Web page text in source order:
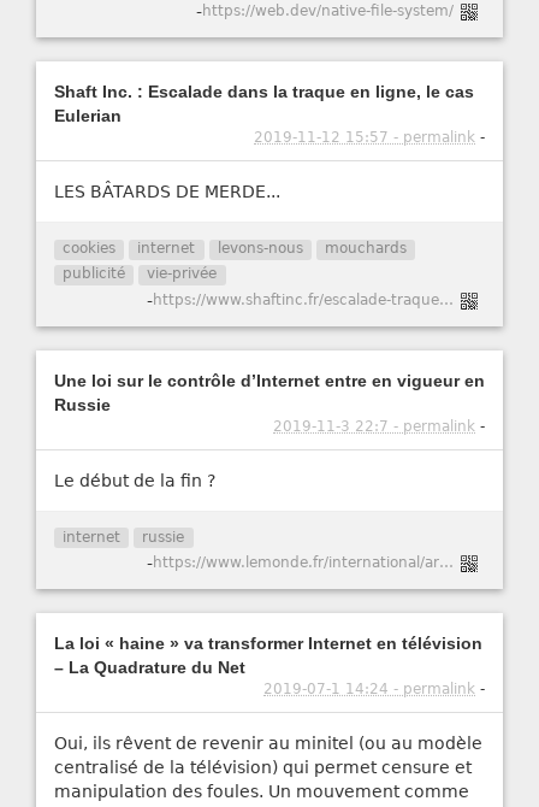
-https://web.dev/native-file-system/
Shaft Inc. : Escalade dans la traque en ligne, le cas
Eulerian
2019-11-12 15:57 - permalink -
LES BÂTARDS DE MERDE...
cookies internet levons-nous
mouchards
publicité
vie-privée
- https://www.shaftinc.fr/escalade-traque-eulerian.html
Une loi sur le contrôle d’Internet entre en vigueur en
Russie
2019-11-3 22:7 - permalink -
Le début de la fin ?
internet russie
- https://www.lemonde.fr/international/article/2019/11/01/une-loi-sur-le-controle-d-internet-entre-en-vigueur-en-russie_6017729_3210.html
La loi « haine » va transformer Internet en télévision
– La Quadrature du Net
2019-07-1 14:24 - permalink -
Oui, ils rêvent de revenir au minitel (ou au modèle
centralisé de la télévision) qui permet censure et
manipulation des foules. Un mouvement comme